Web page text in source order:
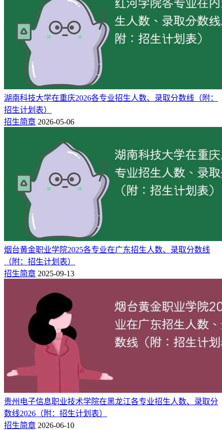
湖南科技大学
历史学
1
湖南科技大学 重庆 英语
1
湖南科技大学 重庆 汉语国际教育
1
湖南科技大学
日语
湖南科技大学
翻译
湖南科技大学
思想政治教育
湖南科技大学 重庆 应用心理学
1
湖南科技大学
以上招生计划来自重庆市教育考试院，该校2026年是否面向重
庆招生、各专业招生多少人、选科与专业要求等情况，请以自
湖南科技大学招生官网最新发布的招生简章为准！
二、湖南科技大学2025年在重庆录取分数
线及2026年预估
湖南科技大学2026年的录取分数线，需等到当年高考录取工作
全部结束后才会正式公布。对于重庆考生来说，如果想了解今
年报考该校大约需要多少分，可以先参考2025年普通批次的招
生数据。
（一）2025年录取分数线（普通批）
2025年湖南科技大学在重庆市的录取分数线及位次如下：
物理组：（本科批）最低495分，全市位次65119名。
历史组：（本科批）最低539分，全市位次9023名。
2025年湖南科技大学在重庆市的录取分数线及位次如下：
1、信息安全，最低573分，位次21426。
2、环境工程，最低511分，位次55069。
3、应用统计学，最低551分，位次31746。
湖南科技大学在重庆2026各专业招生人数、录取分数线（附：
招生计划表）
招生简章 2026-05-06
烟台黄金职业学院2025各专业在广东招生人数、录取分数线
（附：招生计划表）
招生简章 2025-09-13
贵州电子信息职业技术学院在黑龙江各专业招生人数、录取分
数线2026（附：招生计划表）
招生简章 2026-06-10